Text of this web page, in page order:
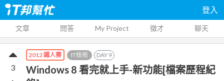
登入
文章 問答 My Project 徵才 聊天
2012 鐵人賽 IT技術 DAY 9
Windows 8 看完就上手-新功能[檔案歷程紀
3